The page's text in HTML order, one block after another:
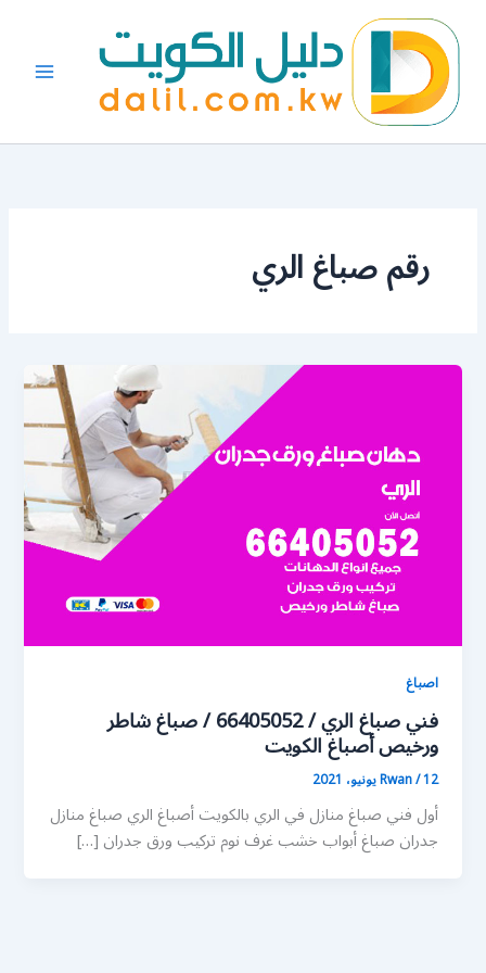
المحتوى
رقم صباغ الري
اصباغ
فني صباغ الري / 66405052 / صباغ شاطر
ورخيص أصباغ الكويت
Rwan/12 يونيو، 2021
أول فني صباغ منازل في الري بالكويت أصباغ الري صباغ منازل
جدران صباغ أبواب خشب غرف نوم تركيب ورق جدران […]